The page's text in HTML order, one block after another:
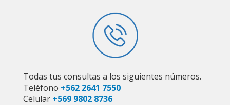
Todas tus consultas a los siguientes números.
Teléfono +562 2641 7550
Celular +569 9802 8736